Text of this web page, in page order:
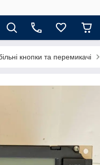
кнопки та перемикачі